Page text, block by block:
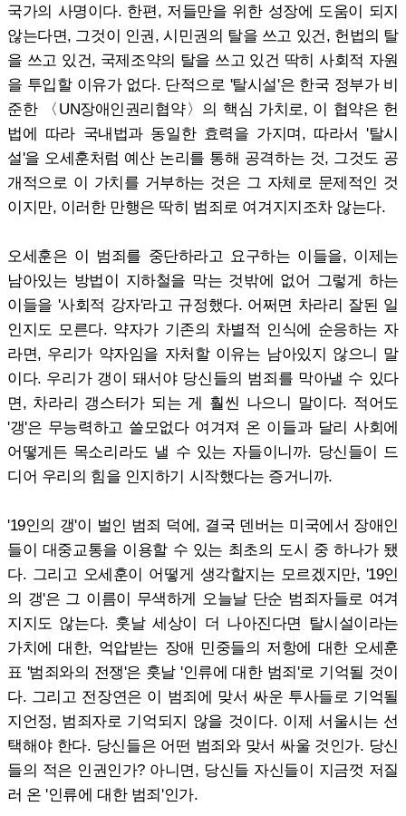
국가의 사명이다. 한편, 저들만을 위한 성장에 도움이 되지
않는다면, 그것이 인권, 시민권의 탈을 쓰고 있건, 헌법의 탈
을 쓰고 있건, 국제조약의 탈을 쓰고 있건 딱히 사회적 자원
을 투입할 이유가 없다. 단적으로 '탈시설'은 한국 정부가 비
준한 〈UN장애인권리협약〉의 핵심 가치로, 이 협약은 헌
법에 따라 국내법과 동일한 효력을 가지며, 따라서 '탈시
설'을 오세훈처럼 예산 논리를 통해 공격하는 것, 그것도 공
개적으로 이 가치를 거부하는 것은 그 자체로 문제적인 것
이지만, 이러한 만행은 딱히 범죄로 여겨지지조차 않는다.
오세훈은 이 범죄를 중단하라고 요구하는 이들을, 이제는
남아있는 방법이 지하철을 막는 것밖에 없어 그렇게 하는
이들을 '사회적 강자'라고 규정했다. 어쩌면 차라리 잘된 일
인지도 모른다. 약자가 기존의 차별적 인식에 순응하는 자
라면, 우리가 약자임을 자처할 이유는 남아있지 않으니 말
이다. 우리가 갱이 돼서야 당신들의 범죄를 막아낼 수 있다
면, 차라리 갱스터가 되는 게 훨씬 나으니 말이다. 적어도
'갱'은 무능력하고 쓸모없다 여겨져 온 이들과 달리 사회에
어떻게든 목소리라도 낼 수 있는 자들이니까. 당신들이 드
디어 우리의 힘을 인지하기 시작했다는 증거니까.
'19인의 갱'이 벌인 범죄 덕에, 결국 덴버는 미국에서 장애인
들이 대중교통을 이용할 수 있는 최초의 도시 중 하나가 됐
다. 그리고 오세훈이 어떻게 생각할지는 모르겠지만, '19인
의 갱'은 그 이름이 무색하게 오늘날 단순 범죄자들로 여겨
지지도 않는다. 훗날 세상이 더 나아진다면 탈시설이라는
가치에 대한, 억압받는 장애 민중들의 저항에 대한 오세훈
표 '범죄와의 전쟁'은 훗날 '인류에 대한 범죄'로 기억될 것이
다. 그리고 전장연은 이 범죄에 맞서 싸운 투사들로 기억될
지언정, 범죄자로 기억되지 않을 것이다. 이제 서울시는 선
택해야 한다. 당신들은 어떤 범죄와 맞서 싸울 것인가. 당신
들의 적은 인권인가? 아니면, 당신들 자신들이 지금껏 저질
러 온 '인류에 대한 범죄'인가.